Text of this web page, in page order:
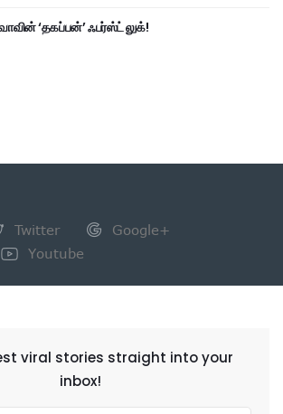
‘தகப்பன்’ ஃபர்ஸ்ட் லுக்!
Twitter
Google+
Youtube
viral stories straight into your
inbox!